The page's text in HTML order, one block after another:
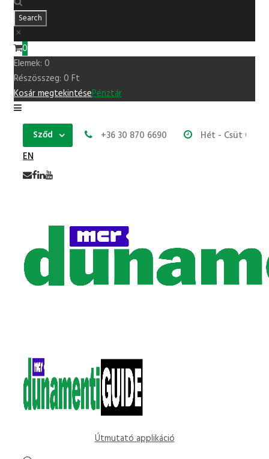
0
Elemek: 0
Részösszeg: 0 Ft
Kosár megtekintésePénztár
Sződ +36 30 870 6690
Hét - Csüt
EN
Útmutató applikáció